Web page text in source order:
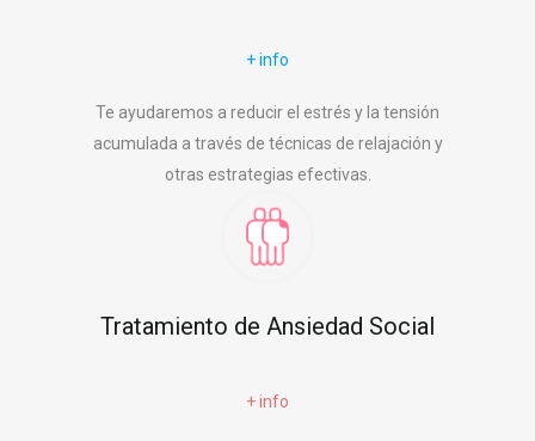
+ info
Te ayudaremos a reducir el estrés y la tensión
acumulada a través de técnicas de relajación y
otras estrategias efectivas.
Tratamiento de Ansiedad Social
+ info